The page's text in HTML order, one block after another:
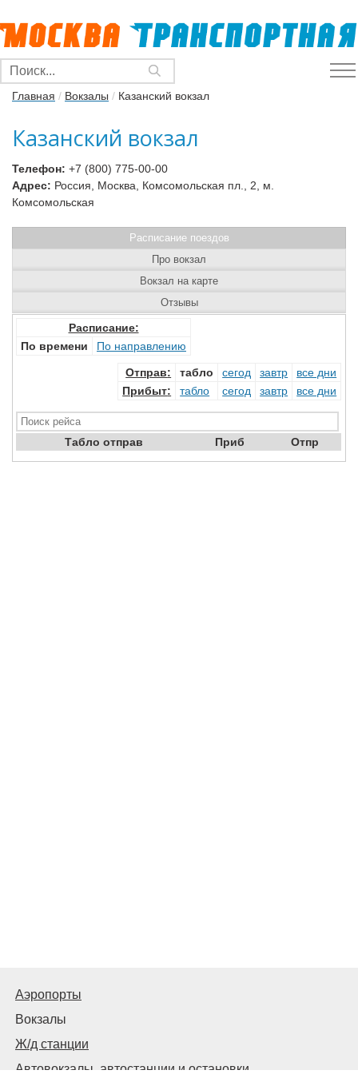
Главная / Вокзалы / Казанский вокзал
Казанский вокзал
Телефон: +7 (800) 775-00-00
Адрес: Россия, Москва, Комсомольская пл., 2, м.
Комсомольская
Расписание поездов
Расписание:
По времени
По направлению
Отправ: табло сегод завтр
все дни
Прибыт: табло сегод завтр все дни
Табло отправ Приб Отпр
Про вокзал
Вокзал на карте
Отзывы
Аэропорты
Вокзалы
Ж/д станции
Автовокзалы, автостанции и остановки